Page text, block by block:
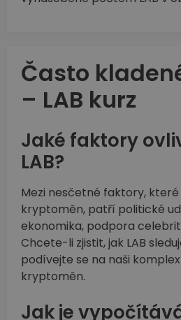
Často
– LAB kurz
Jaké faktory
LAB?
Mezi nesčetné faktory,
kryptoměn, patří politické
ekonomika, podpora
Chcete-li zjistit, jak LAB
podívejte se na naši
kryptoměn.
Jak je